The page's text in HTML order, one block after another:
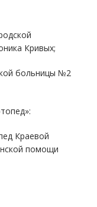
Кривых;
больницы №2
Краевой
помощи